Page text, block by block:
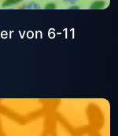
von 6-11